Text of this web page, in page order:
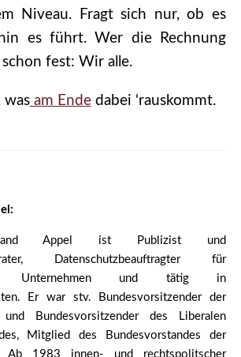
Niveau. Fragt sich nur, ob es
es führt. Wer die Rechnung
fest: Wir alle.
wasam Endedabei ‘rauskommt.
Appel ist Publizist und
Datenschutzbeauftragter für
Unternehmen und tätig in
Er war stv. Bundesvorsitzender der
und Bundesvorsitzender des Liberalen
Mitglied des Bundesvorstandes der
1983 innen- und rechtspolitscher